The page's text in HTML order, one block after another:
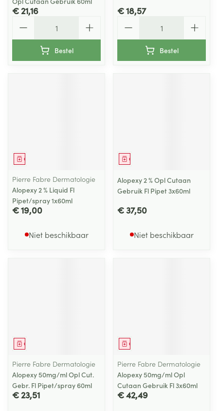
€ 21,16
Bestel
€ 18,57
Bestel
Geneesmiddel
Pierre Fabre Dermatologie
Alopexy 2 % Liquid Fl
Pipet/spray 1x60ml
€ 19,00
Niet beschikbaar
Geneesmiddel
Alopexy 2 % Opl Cutaan
Gebruik Fl Pipet 3x60ml
€ 37,50
Niet beschikbaar
Geneesmiddel
Pierre Fabre Dermatologie
Alopexy 50mg/ml Opl Cut.
Gebr. Fl Pipet/spray 60ml
€ 23,51
Geneesmiddel
Pierre Fabre Dermatologie
Alopexy 50mg/ml Opl
Cutaan Gebruik Fl 3x60ml
€ 42,49